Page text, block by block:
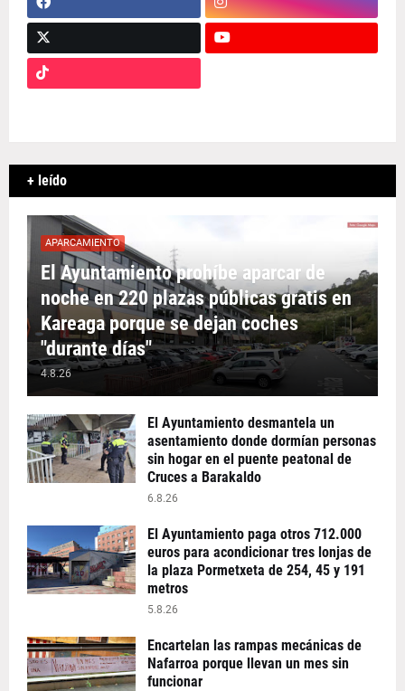
+ leído
APARCAMIENTO
El Ayuntamiento prohíbe aparcar de
noche en 220 plazas públicas gratis en
Kareaga porque se dejan coches
"durante días"
4.8.26
El Ayuntamiento desmantela un
asentamiento donde dormían personas
sin hogar en el puente peatonal de
Cruces a Barakaldo
6.8.26
El Ayuntamiento paga otros 712.000
euros para acondicionar tres lonjas de
la plaza Pormetxeta de 254, 45 y 191
metros
5.8.26
Encartelan las rampas mecánicas de
Nafarroa porque llevan un mes sin
funcionar